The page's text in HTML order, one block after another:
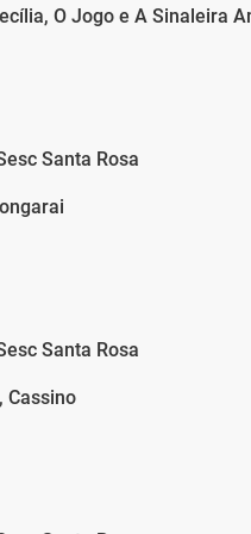
O Jogo e A Sinaleira
Santa Rosa
Santa Rosa
Cassino